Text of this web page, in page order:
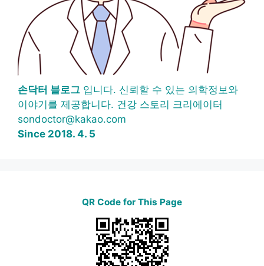
손닥터 블로그 입니다. 신뢰할 수 있는 의학정보와
이야기를 제공합니다. 건강 스토리 크리에이터
sondoctor@kakao.com
Since 2018. 4. 5
QR Code for This Page